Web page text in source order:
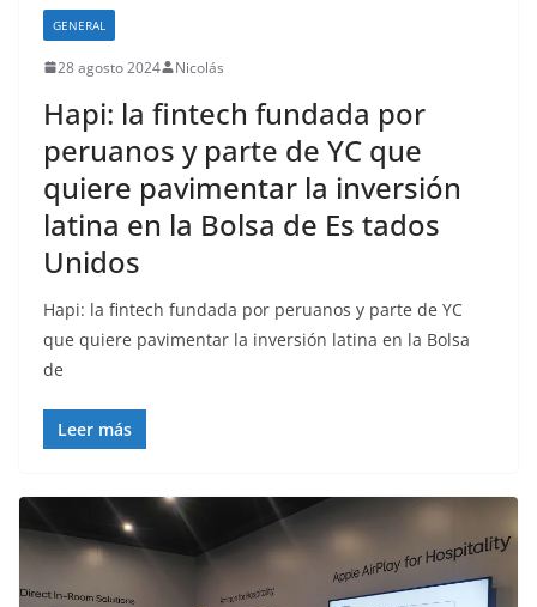
GENERAL
28 agosto 2024 Nicolás
Hapi: la fintech fundada por
peruanos y parte de YC que
quiere pavimentar la inversión
latina en la Bolsa de Es tados
Unidos
Hapi: la fintech fundada por peruanos y parte de YC
que quiere pavimentar la inversión latina en la Bolsa
de
Leer más